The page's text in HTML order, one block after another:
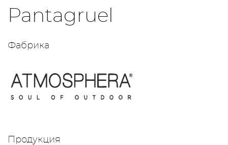
Pantagruel
Фабрика
Продукция